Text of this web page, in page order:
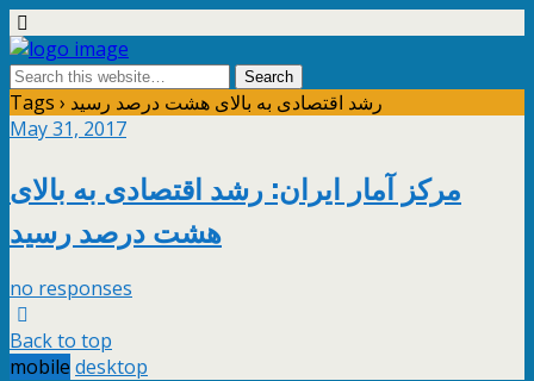
Tags › رشد اقتصادی به بالای هشت درصد رسید
May 31, 2017
مرکز آمار ایران: رشد اقتصادی به بالای
هشت درصد رسید
no responses
Back to top
mobile desktop